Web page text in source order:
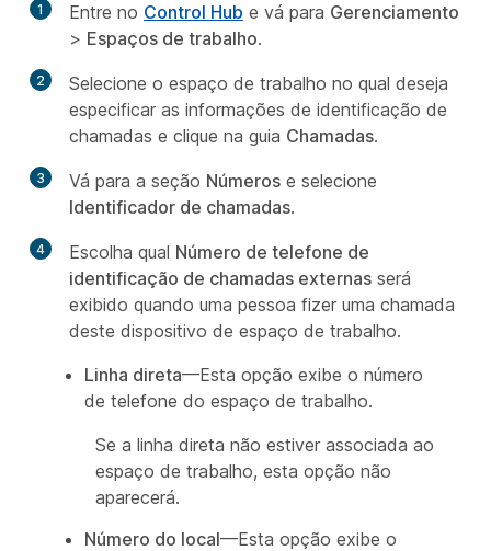
1 Entre no Control Hub e vá para Gerenciamento
> Espaços de trabalho.
2
Selecione o espaço de trabalho no qual deseja
especificar as informações de identificação de
chamadas e clique na guia Chamadas.
3 Vá para a seção Números e selecione
Identificador de chamadas.
4 Escolha qual Número de telefone de
identificação de chamadas externas será
exibido quando uma pessoa fizer uma chamada
deste dispositivo de espaço de trabalho.
Linha direta—Esta opção exibe o número
de telefone do espaço de trabalho.
Se a linha direta não estiver associada ao
espaço de trabalho, esta opção não
aparecerá.
Número do local—Esta opção exibe o